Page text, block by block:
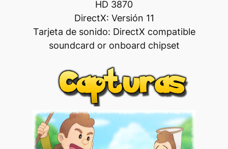
HD 3870
DirectX: Versión 11
Tarjeta de sonido: DirectX compatible
soundcard or onboard chipset